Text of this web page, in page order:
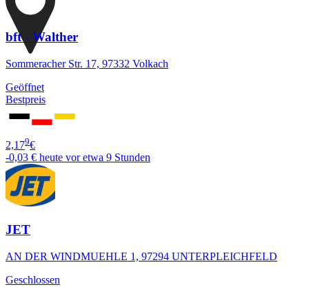
bft - Walther
Sommeracher Str. 17, 97332 Volkach
Geöffnet
Bestpreis
2,179€
-0,03 € heute vor etwa 9 Stunden
JET
AN DER WINDMUEHLE 1, 97294 UNTERPLEICHFELD
Geschlossen